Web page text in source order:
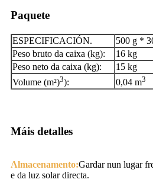
Paquete
ESPECIFICACIÓN.
500 g *
Peso bruto da caixa (kg):
16 kg
Peso neto da caixa (kg):
15 kg
Volume (m²)3): 0,04 m3
Máis detalles
Almacenamento:Gardar nun lugar
e da luz solar directa.